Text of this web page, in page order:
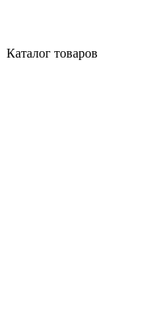
Каталог товаров